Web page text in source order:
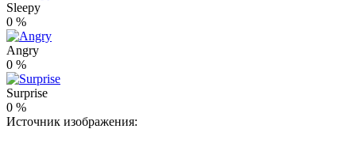
Sleepy
0 %
Angry
0 %
Surprise
0 %
Источник изображения: